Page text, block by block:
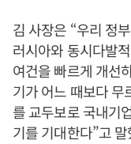
김 사장은 “우리 정
러시아와 동시다발
여건을 빠르게 개선
기가 어느 때보다 무
를 교두보로 국내기
기를 기대한다”고